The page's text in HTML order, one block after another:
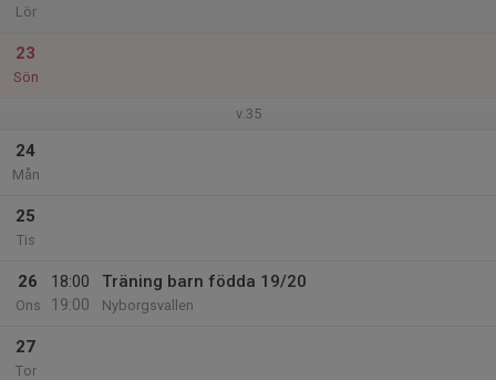
Lör
23
Sön
v.35
24
Mån
25
Tis
26
Ons
18:00
19:00
Träning barn födda 19/20
Nyborgsvallen
27
Tor